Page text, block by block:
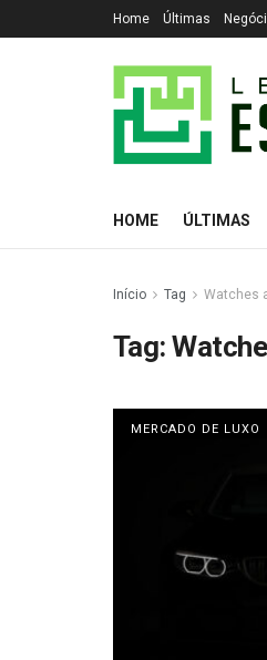
Home Últimas
HOME ÚLTIMAS
Início Tag Watches
Tag:
MERCADO DE LUXO